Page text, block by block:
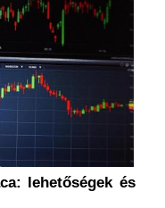
lehetőségek és